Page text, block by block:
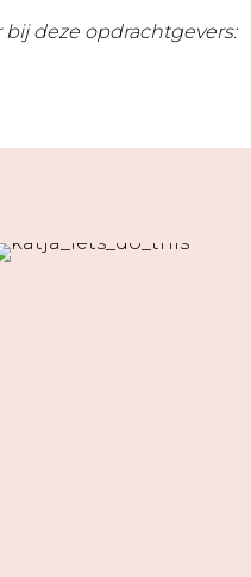
deze opdrachtgevers: